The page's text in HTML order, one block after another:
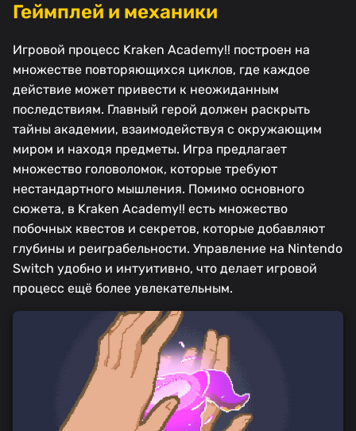
Геймплей и механики
Игровой процесс Kraken Academy!! построен на
множестве повторяющихся циклов, где каждое
действие может привести к неожиданным
последствиям. Главный герой должен раскрыть
тайны академии, взаимодействуя с окружающим
миром и находя предметы. Игра предлагает
множество головоломок, которые требуют
нестандартного мышления. Помимо основного
сюжета, в Kraken Academy!! есть множество
побочных квестов и секретов, которые добавляют
глубины и реиграбельности. Управление на Nintendo
Switch удобно и интуитивно, что делает игровой
процесс ещё более увлекательным.